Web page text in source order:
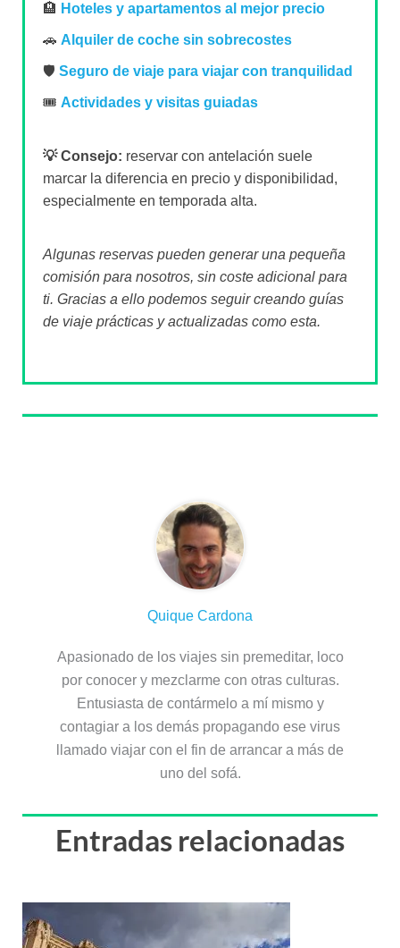
🏨 Hoteles y apartamentos al mejor precio
🚗 Alquiler de coche sin sobrecostes
🛡️ Seguro de viaje para viajar con tranquilidad
🎟️ Actividades y visitas guiadas
💡 Consejo: reservar con antelación suele
marcar la diferencia en precio y disponibilidad,
especialmente en temporada alta.
Algunas reservas pueden generar una pequeña
comisión para nosotros, sin coste adicional para
ti. Gracias a ello podemos seguir creando guías
de viaje prácticas y actualizadas como esta.
Quique Cardona
Apasionado de los viajes sin premeditar, loco
por conocer y mezclarme con otras culturas.
Entusiasta de contármelo a mí mismo y
contagiar a los demás propagando ese virus
llamado viajar con el fin de arrancar a más de
uno del sofá.
Entradas relacionadas